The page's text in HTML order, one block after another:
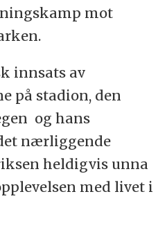
mot
innsats av
på stadion, den
og hans
nærliggende
heldigvis unna
med livet i